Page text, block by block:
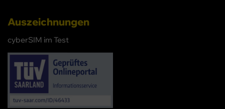
Auszeichnungen
cyberSIM im Test